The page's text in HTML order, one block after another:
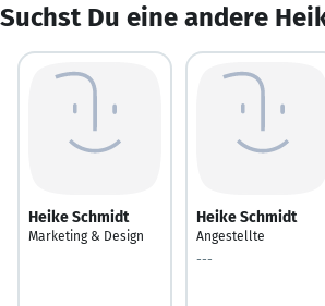
Suchst Du eine andere
Heike Schmidt
Marketing & Design
Heike Schmidt
Angestellte
---